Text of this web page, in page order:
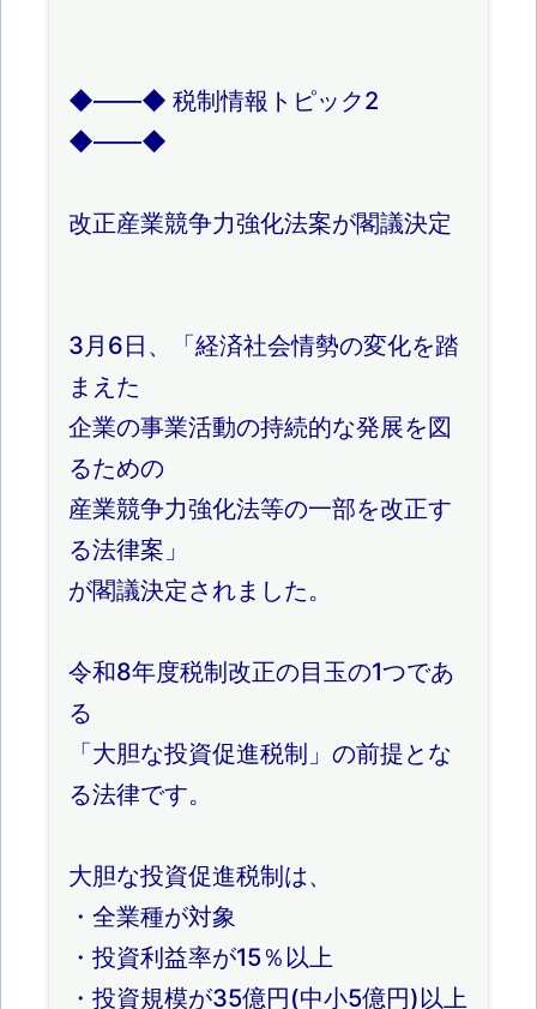
◆――◆ 税制情報トピック2
◆――◆
改正産業競争力強化法案が閣議決定
3月6日、「経済社会情勢の変化を踏
まえた
企業の事業活動の持続的な発展を図
るための
産業競争力強化法等の一部を改正す
る法律案」
が閣議決定されました。
令和8年度税制改正の目玉の1つであ
る
「大胆な投資促進税制」の前提とな
る法律です。
大胆な投資促進税制は、
・全業種が対象
・投資利益率が15％以上
・投資規模が35億円(中小5億円)以上